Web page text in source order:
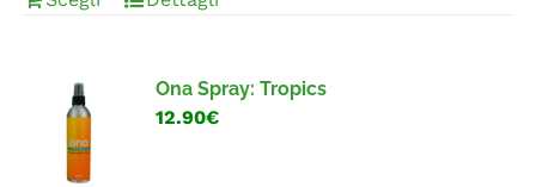
Ona Spray: Tropics
12.90€